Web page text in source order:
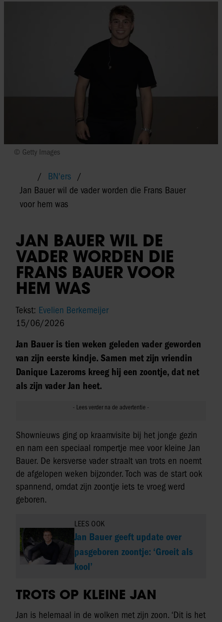
© Getty Images
BN'ers
Jan Bauer wil de vader worden die Frans Bauer
voor hem was
JAN BAUER WIL DE
VADER WORDEN DIE
FRANS BAUER VOOR
HEM WAS
Tekst: Evelien Berkemeijer
15/06/2026
Jan Bauer is tien weken geleden vader geworden
van zijn eerste kindje. Samen met zijn vriendin
Danique Lazeroms kreeg hij een zoontje, dat net
als zijn vader Jan heet.
Shownieuws ging op kraamvisite bij het jonge gezin
en nam een speciaal rompertje mee voor kleine Jan
Bauer. De kersverse vader straalt van trots en noemt
de afgelopen weken bijzonder. Toch was de start ook
spannend, omdat zijn zoontje iets te vroeg werd
geboren.
LEES OOK
Jan Bauer geeft update over
pasgeboren zoontje: ‘Groeit als
kool’
TROTS OP KLEINE JAN
Jan is helemaal in de wolken met zijn zoon. ‘Dit is het